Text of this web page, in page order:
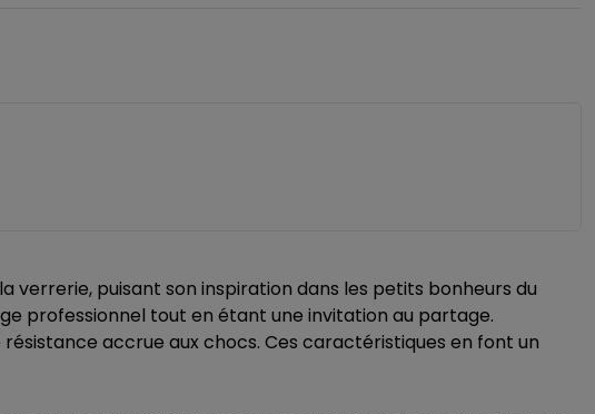
puisant son inspiration dans les petits bonheurs du
professionnel tout en étant une invitation au partage.
accrue aux chocs. Ces caractéristiques en font un